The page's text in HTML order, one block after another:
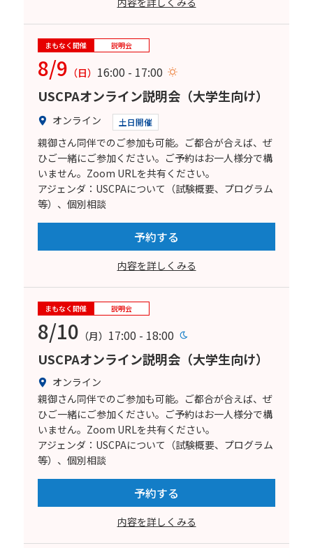
まもなく開催 説明会
8/9 （日） 16:00 - 17:00
USCPAオンライン説明会（大学生向け）
オンライン 土日開催
親御さん同伴でのご参加も可能。ご都合が合えば、ぜ
ひご一緒にご参加ください。ご予約はお一人様分で構
いません。Zoom URLを共有ください。
アジェンダ：USCPAについて（試験概要、プログラム
等）、個別相談
予約する
内容を詳しくみる
まもなく開催 説明会
8/10 （月） 17:00 - 18:00
USCPAオンライン説明会（大学生向け）
オンライン
親御さん同伴でのご参加も可能。ご都合が合えば、ぜ
ひご一緒にご参加ください。ご予約はお一人様分で構
いません。Zoom URLを共有ください。
アジェンダ：USCPAについて（試験概要、プログラム
等）、個別相談
予約する
内容を詳しくみる